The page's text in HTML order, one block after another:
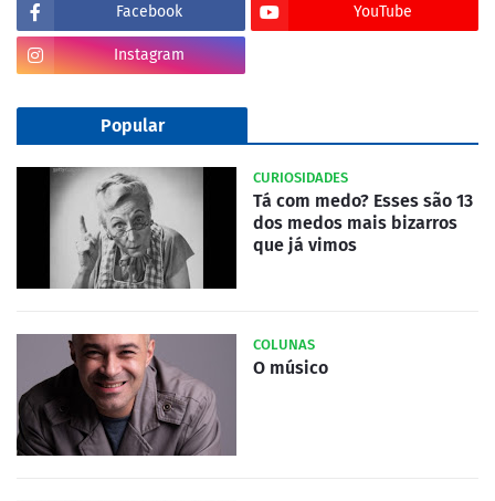
Facebook YouTube
Instagram
Popular
CURIOSIDADES
Tá com medo? Esses são 13
dos medos mais bizarros
que já vimos
COLUNAS
O músico